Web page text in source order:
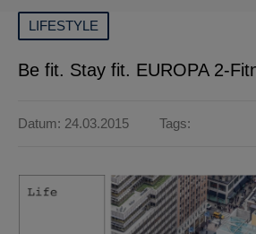
LIFESTYLE
Be fit. Stay fit. EUROPA 2-
Datum: 24.03.2015 Tags: